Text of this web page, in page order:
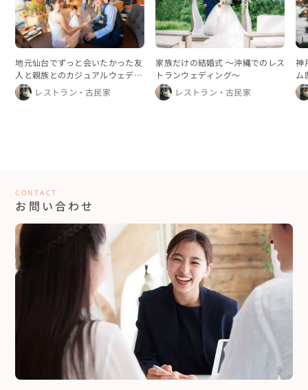
地元仙台でずっと会いたかった友
人と親族とのカジュアルウェディ
ング レストラン・古民家
家族だけの結婚式 〜沖縄でのレス
トランウェディング〜
レストラン・古民家
神
ム
CONTACT
お問い合わせ